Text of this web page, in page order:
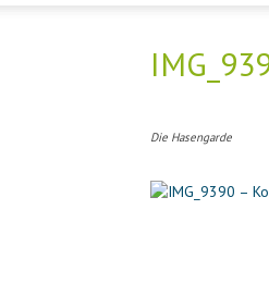
Die Hasengarde